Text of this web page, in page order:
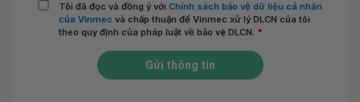
Tôi đã đọc và đồng ý với Chính sách bảo vệ dữ liệu cá nhân
của Vinmec và chấp thuận để Vinmec xử lý DLCN của tôi
theo quy định của pháp luật về bảo vệ DLCN. *
Gửi thông tin